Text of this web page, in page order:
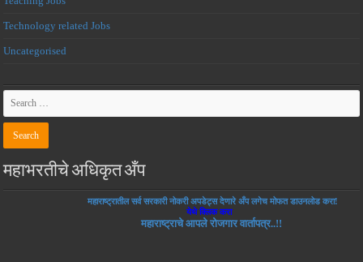
Technology related Jobs
Uncategorised
महाभरतीचे अधिकृत अँप
महाराष्ट्रातील सर्व सरकारी नोकरी अपडेट्स देणारे अँप लगेच मोफत डाउनलोड करा!
येथे क्लिक करा
महाराष्ट्राचे आपले रोजगार वार्तापत्र..!!